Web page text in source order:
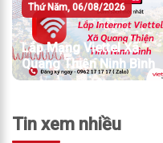
Thứ Năm, 06/08/2026
Lắp Mạng Viettel Xã
Quang Thiện Ninh Bình
Tin xem nhiều